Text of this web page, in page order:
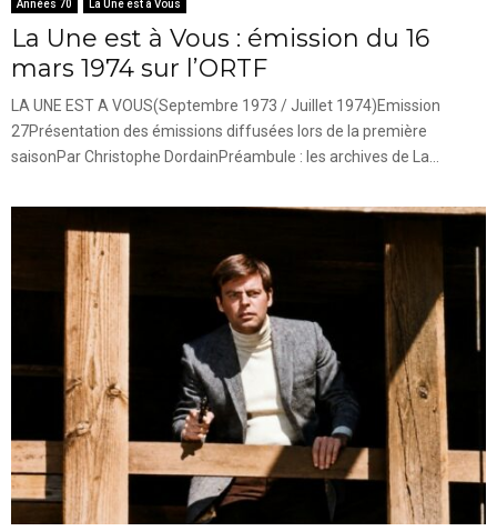
Années 70 La Une est à Vous
La Une est à Vous : émission du 16
mars 1974 sur l’ORTF
LA UNE EST A VOUS(Septembre 1973 / Juillet 1974)Emission
27Présentation des émissions diffusées lors de la première
saisonPar Christophe DordainPréambule : les archives de La...